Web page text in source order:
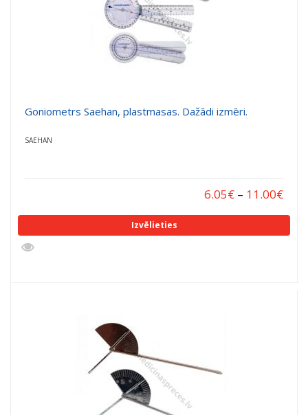
Goniometrs Saehan, plastmasas. Dažādi izmēri.
SAEHAN
6.05€ – 11.00€
Izvēlieties